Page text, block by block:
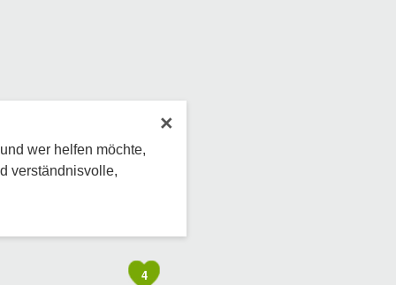
×
wer helfen möchte,
verständnisvolle,
4